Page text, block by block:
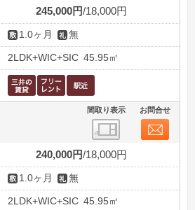
245,000円 18,000円
1.0ヶ月 無
2LDK+WIC+SIC 45.95㎡
間取り表示 お問合せ
240,000円 18,000円
1.0ヶ月 無
2LDK+WIC+SIC 45.95㎡